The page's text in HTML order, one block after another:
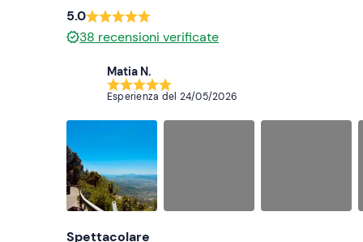
5.0
38 recensioni verificate
Matia N.
Esperienza del 24/05/2026
Spettacolare